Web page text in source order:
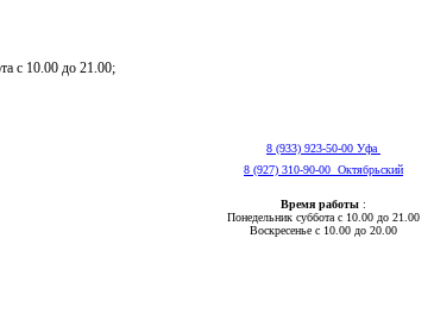
с 10.00 до 21.00;
8 (933) 923-50-00 Уфа
8 (927) 310-90-00 Октябрьский
Время работы :
Понедельник суббота с 10.00 до 21.00
Воскресенье с 10.00 до 20.00